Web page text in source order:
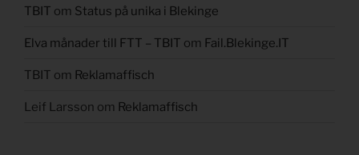
TBIT om Status på unika i Blekinge
Elva månader till FTT – TBIT om Fail.Blekinge.IT
TBIT om Reklamaffisch
Leif Larsson om Reklamaffisch